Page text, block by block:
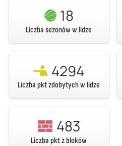
18
Liczba sezonów w lidze
4294
Liczba pkt zdobytych w lidze
483
Liczba pkt z bloków